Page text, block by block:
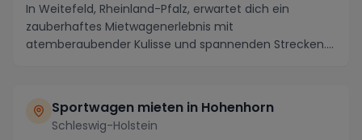
In Weitefeld, Rheinland-Pfalz, erwartet dich ein
zauberhaftes Mietwagenerlebnis mit
atemberaubender Kulisse und spannenden Strecken.
Sportwagen mieten in Hohenhorn
Schleswig-Holstein